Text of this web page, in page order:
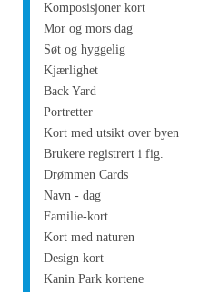
Komposisjoner kort
Mor og mors dag
Søt og hyggelig
Kjærlighet
Back Yard
Portretter
Kort med utsikt over byen
Brukere registrert i fig.
Drømmen Cards
Navn - dag
Familie-kort
Kort med naturen
Design kort
Kanin Park kortene